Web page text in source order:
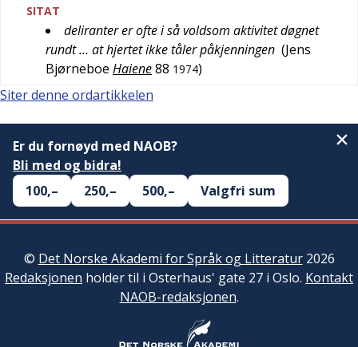
SITAT
deliranter er ofte i så voldsom aktivitet døgnet
rundt … at hjertet ikke tåler påkjenningen (Jens
Bjørneboe Haiene88 1974)
Siter denne ordartikkelen
Er du fornøyd med NAOB?
Bli med og bidra!
100,–
250,– 500,– Valgfri sum
© Det Norske Akademi for Språk og Litteratur2026
Redaksjonen holder til i Osterhaus' gate 27 i Oslo. Kontakt
NAOB-redaksjonen.